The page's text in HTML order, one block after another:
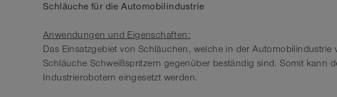
Schläuche für die Automobilindustrie
Anwendungen und Eigenschaften:
Das Einsatzgebiet von Schläuchen, welche in der
Schläuche Schweißspritzern gegenüber beständig sind. Somit kann
Industrierobotern eingesetzt werden.